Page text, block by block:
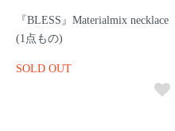
『BLESS』Materialmix necklace
(1点もの)
SOLD OUT